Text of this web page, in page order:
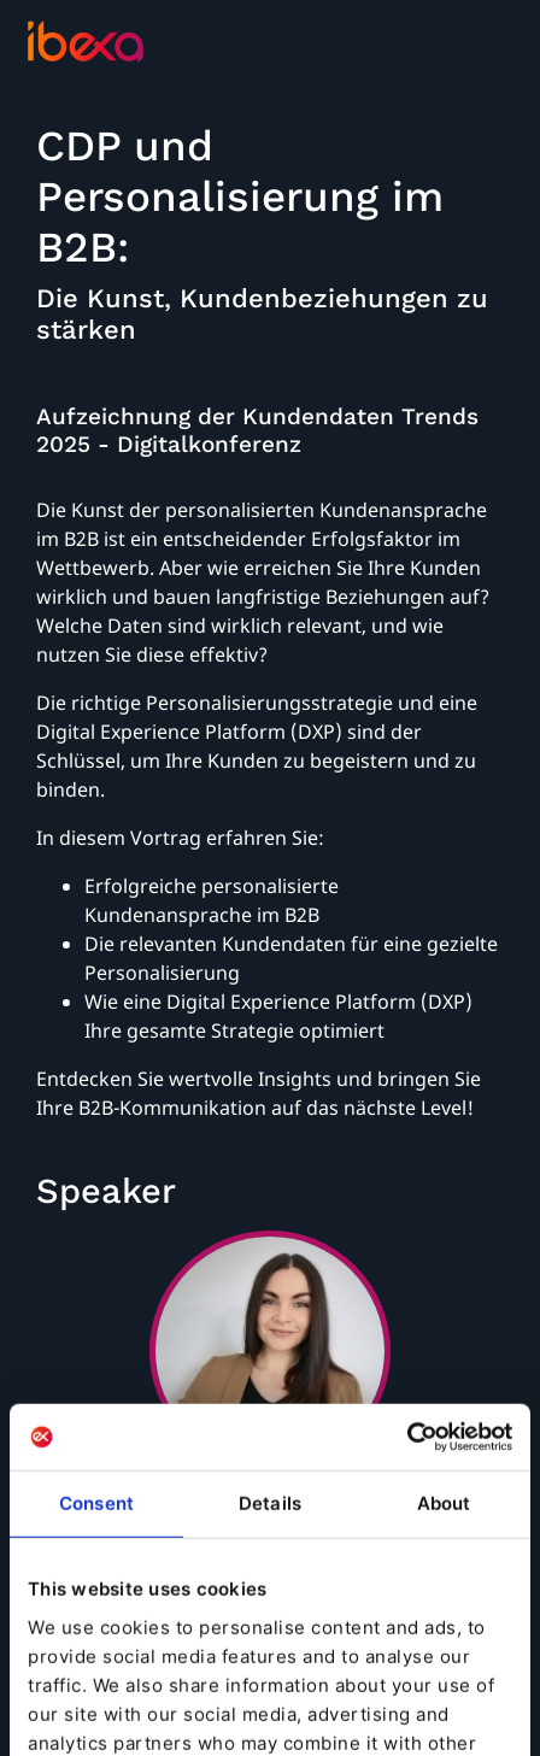
Consent Details About
This website uses cookies
We use cookies to personalise content and ads, to
provide social media features and to analyse our
traffic. We also share information about your use of
our site with our social media, advertising and
analytics partners who may combine it with other
CDP und
Personalisierung im
B2B:
Die Kunst, Kundenbeziehungen zu
stärken
Aufzeichnung der Kundendaten Trends
2025 - Digitalkonferenz
Die Kunst der personalisierten Kundenansprache
im B2B ist ein entscheidender Erfolgsfaktor im
Wettbewerb. Aber wie erreichen Sie Ihre Kunden
wirklich und bauen langfristige Beziehungen auf?
Welche Daten sind wirklich relevant, und wie
nutzen Sie diese effektiv?
Die richtige Personalisierungsstrategie und eine
Digital Experience Platform (DXP) sind der
Schlüssel, um Ihre Kunden zu begeistern und zu
binden.
In diesem Vortrag erfahren Sie:
Erfolgreiche personalisierte
Kundenansprache im B2B
Die relevanten Kundendaten für eine gezielte
Personalisierung
Wie eine Digital Experience Platform (DXP)
Ihre gesamte Strategie optimiert
Entdecken Sie wertvolle Insights und bringen Sie
Ihre B2B-Kommunikation auf das nächste Level!
Speaker
Aufzeichnung ansehen